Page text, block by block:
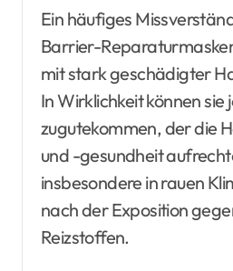
Ein häufiges
Barrier-
mit stark geschädigter
In Wirklichkeit können sie
zugutekommen, der die
und -gesundheit
insbesondere in rauen
nach der Exposition
Reizstoffen.